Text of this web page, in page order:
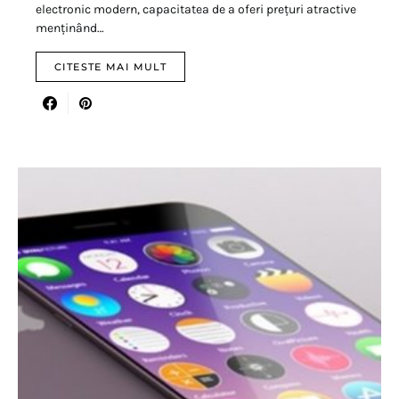
electronic modern, capacitatea de a oferi prețuri atractive
menținând…
CITESTE MAI MULT